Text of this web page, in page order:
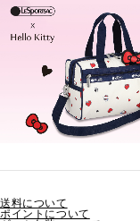
送料について
ポイントについて